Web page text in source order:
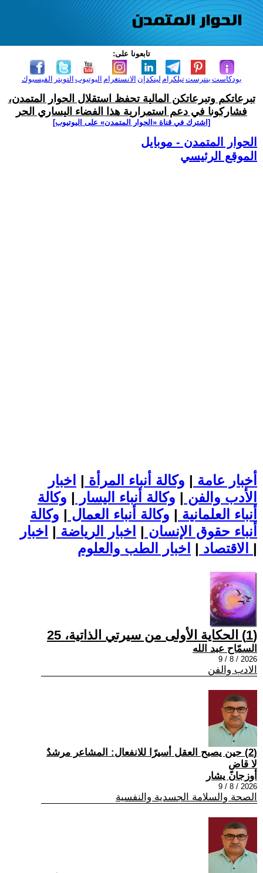
تابعونا على:
الفيسبوك التويتر اليوتيوب الانستغرام لينكدإن تيلكرامبنترست بودكاست
تبرعاتكم وتبرعاتكن المالية تحفظ استقلال الحوار المتمدن،
فشاركونا في دعم استمرارية هذا الفضاء اليساري الحر
[اشترك في قناة ‫«الحوار المتمدن» على اليوتيوب]
الحوار المتمدن - موبايل
الموقع الرئيسي
أخبار عامة | وكالة أنباء المرأة | اخبار
الأدب والفن | وكالة أنباء اليسار | وكالة
أنباء العلمانية | وكالة أنباء العمال | وكالة
أنباء حقوق الإنسان | اخبار الرياضة | اخبار
الاقتصاد | |
(1) الحكاية الأولى من سيرتي الذاتية، 25
السمّاح عبد الله
2026 / 8 / 9
الادب والفن
(2) حين يصبح العقل أسيرًا للانفعال: المشاعر مرشدٌ
لا قاضٍ
أوزجان يشار
2026 / 8 / 9
الصحة والسلامة الجسدية والنفسية